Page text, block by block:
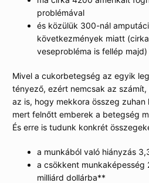
problémával
és közülük 300-nál
következmények miatt
veseprobléma is fellép majd)
Mivel a cukorbetegség az egyik
tényező, ezért nemcsak az
az is, hogy mekkora összeg
mert felnőtt emberek a betegség
És erre is tudunk konkrét
a munkából való hiányzás
a csökkent munkaképesség
milliárd dollárba**